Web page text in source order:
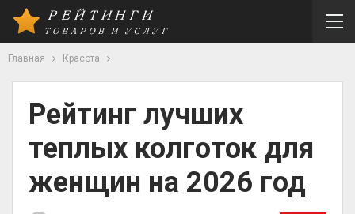
Главная Красота
Рейтинг лучших
теплых колготок для
женщин на 2026 год